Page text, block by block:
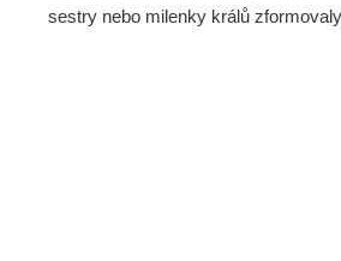
sestry nebo milenky králů